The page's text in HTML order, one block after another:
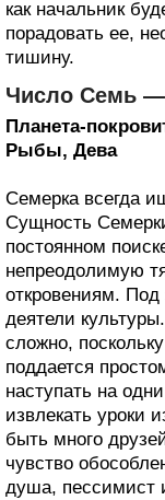
как начальник
порадовать ее,
тишину.
Число Семь
Планета-
Рыбы, Дева
Семерка всегда
Сущность
постоянном
непреодолимую
откровениям.
деятели
сложно,
поддается
наступать на
извлекать уроки
быть много
чувство
душа, пессимист